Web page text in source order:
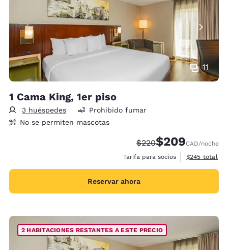
11
1 Cama King, 1er piso
3 huéspedes
Prohibido fumar
No se permiten mascotas
Precio tachado:
$220Precio con
$209CAD/noche
Tarifa para socios
Ver detalles
$245 total
Reservar ahora
2 HABITACIONES RESTANTES A ESTE PRECIO